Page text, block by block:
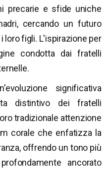
precarie e sfide uniche
cercando un futuro
loro figli. L'ispirazione per
condotta dai fratelli
significativa
distintivo dei fratelli
tradizionale attenzione
corale che enfatizza la
offrendo un tono più
ancorato